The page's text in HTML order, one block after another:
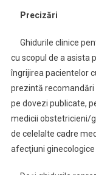
Precizări
Ghidurile clinice
cu scopul de a asista
îngrijirea pacientelor
prezintă recomandări
pe dovezi publicate,
medicii obstetricieni/
de celelalte cadre
afecţiuni ginecologice